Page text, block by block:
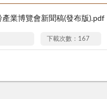
業博覽會新聞稿(發布版).pdf
下載次數：167